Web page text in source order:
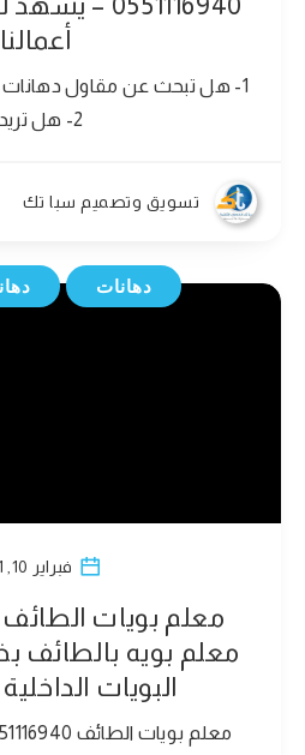
أعمالنا
1- هل تبحث عن مقاول دهانات
2- هل تريد…
تسويق وتصميم سبا تك
دهانات
فبراير 10, 2021
البويات